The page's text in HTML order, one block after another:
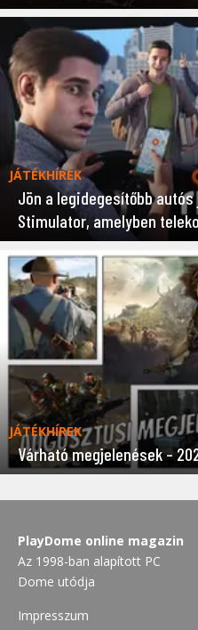
JÁTÉKHÍREK
Jön a legidegesítőbb
Stimulator, amelyben
JÁTÉKHÍREK
Várható megjelenések –
PlayDome online magazin
Az 1998-ban alapított PC
Dome utódja
Impresszum